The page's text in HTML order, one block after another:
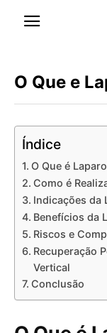
O Que e
Índice
O Que é
Como é
Indicações da
Benefícios da
Riscos e
Recuperação
Vertical
Conclusão